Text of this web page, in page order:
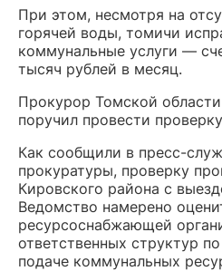
При этом, несмотря на
горячей воды, томичи
коммунальные услуги —
тысяч рублей в месяц.
Прокурор Томской
поручил провести
Как сообщили в пресс-
прокуратуры, проверку
Кировского района с
Ведомство намерено
ресурсоснабжающей
ответственных структур
подаче коммунальных